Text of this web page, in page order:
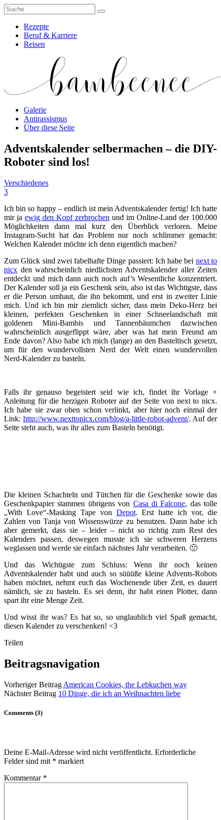
Rezepte
Beruf & Karriere
Reisen
Galerie
Antirassismus
Über diese Seite
Adventskalender selbermachen – die DIY-
Roboter sind los!
Verschiedenes
3
Ich bin so happy – endlich ist mein Adventskalender fertig! Ich hatte
mir ja ewig den Kopf zerbrochen und im Online-Land der 100.000
Möglichkeiten dann mal kurz den Überblick verloren. Meine
Instagram-Sucht hat das Problem nur noch schlimmer gemacht:
Welchen Kalender möchte ich denn eigentlich machen?
Zum Glück sind zwei fabelhafte Dinge passiert: Ich habe bei next to
nicx den wahrscheinlich niedlichsten Adventskalender aller Zeiten
entdeckt und mich dann auch noch auf’s Wesentliche konzentriert.
Der Kalender soll ja ein Geschenk sein, also ist das Wichtigste, dass
er die Person umhaut, die ihn bekommt, und erst in zweiter Linie
mich. Und ich bin mir ziemlich sicher, dass mein Deko-Herz bei
kleinen, perfekten Geschenken in einer Schneelandschaft mit
goldenen Mini-Bambis und Tannenbäumchen dazwischen
wahrscheinlich ausgeflippt wäre, aber was hat mein Freund am
Ende davon? Also habe ich mich (lange) an den Basteltisch gesetzt,
um für den wundervollsten Nerd der Welt einen wundervollen
Nerd-Kalender zu basteln.
Falls ihr genauso begeistert seid wie ich, findet ihr Vorlage +
Anleitung für die herzigen Roboter auf der Seite von next to nicx.
Ich habe sie zwar oben schon verlinkt, aber hier noch einmal der
Link: http://www.nexttonicx.com/blog/a-little-robot-advent/. Auf der
Seite steht auch, was ihr alles zum Basteln benötigt.
Die kleinen Schachteln und Tütchen für die Geschenke sowie das
Geschenkpapier stammen übrigens von Casa di Falcone, das tolle
„With Love“-Masking Tape von Depot. Erst hatte ich vor, die
Zahlen von Tanja von Wissenswürze zu benutzen. Dann habe ich
aber gemerkt, dass sie – leider – nicht so richtig zum Rest des
Kalenders passen, deswegen musste ich sie schweren Herzens
weglassen und werde sie einfach nächstes Jahr verarbeiten. 🙂
Und das Wichtigste zum Schluss: Wenn ihr noch keinen
Adventskalender habt und auch so süüüße kleine Advents-Robots
haben möchtet, nehmt euch das Wochenende über Zeit, es dauert
nämlich, sie zu basteln. Es sei denn, ihr habt einen Plotter, dann
spart ihr eine Menge Zeit.
Und wisst ihr was? Es hat so, so unglaublich viel Spaß gemacht,
diesen Kalender zu verschenken! <3
Teilen
Beitragsnavigation
Vorheriger Beitrag American Cookies, the Lebkuchen way
Nächster Beitrag 10 Dinge, die ich an Weihnachten liebe
Comments (3)
Deine E-Mail-Adresse wird nicht veröffentlicht. Erforderliche
Felder sind mit * markiert
Kommentar *